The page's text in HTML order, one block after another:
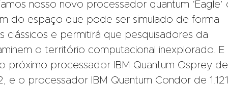
nosso novo processador quantum ‘Eagle’
do espaço que pode ser simulado de forma
clássicos e permitirá que pesquisadores da
o território computacional inexplorado. E
próximo processador IBM Quantum Osprey
e o processador IBM Quantum Condor de 1.121